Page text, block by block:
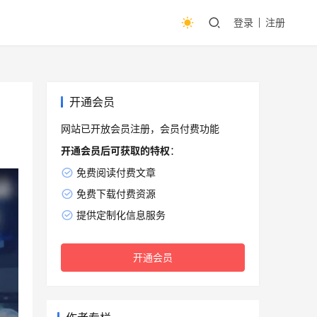
登录 注册
开通会员
网站已开放会员注册，会员付费功能
开通会员后可获取的特权：
免费阅读付费文章
免费下载付费资源
提供定制化信息服务
开通会员